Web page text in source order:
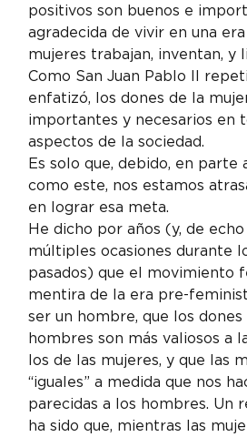
positivos son buenos e
agradecida de vivir en una
mujeres trabajan, inventan, y
Como San Juan Pablo II
enfatizó, los dones de la
importantes y necesarios en
aspectos de la sociedad.
Es solo que, debido, en parte
como este, nos estamos
en lograr esa meta.
He dicho por años (y, de
múltiples ocasiones durante
pasados) que el movimiento
mentira de la era pre-
ser un hombre, que los
hombres son más valiosos a
los de las mujeres, y que las
“iguales” a medida que nos
parecidas a los hombres. Un
ha sido que, mientras las